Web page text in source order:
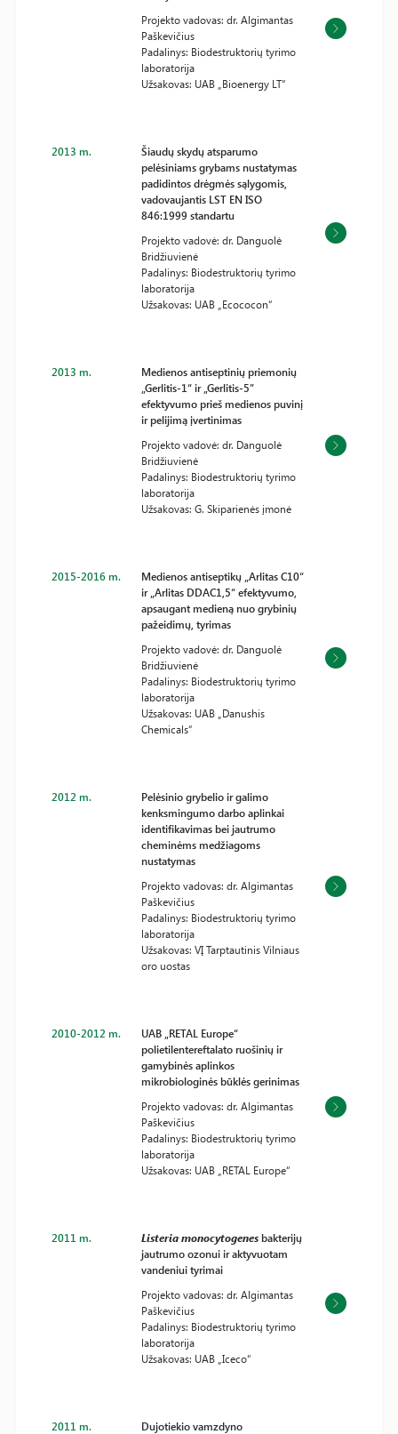
Projekto vadovas: dr. Algimantas
Paškevičius
Padalinys: Biodestruktorių tyrimo
laboratorija
Užsakovas: UAB „Bioenergy LT“
2013 m.
Šiaudų skydų atsparumo
pelėsiniams grybams nustatymas
padidintos drėgmės sąlygomis,
vadovaujantis LST EN ISO
846:1999 standartu
Projekto vadovė: dr. Danguolė
Bridžiuvienė
Padalinys: Biodestruktorių tyrimo
laboratorija
Užsakovas: UAB „Ecococon“
2013 m.
Medienos antiseptinių priemonių
„Gerlitis-1“ ir „Gerlitis-5”
efektyvumo prieš medienos puvinį
ir pelijimą įvertinimas
Projekto vadovė: dr. Danguolė
Bridžiuvienė
Padalinys: Biodestruktorių tyrimo
laboratorija
Užsakovas: G. Skiparienės įmonė
2015-2016 m.
Medienos antiseptikų „Arlitas C10“
ir „Arlitas DDAC1,5“ efektyvumo,
apsaugant medieną nuo grybinių
pažeidimų, tyrimas
Projekto vadovė: dr. Danguolė
Bridžiuvienė
Padalinys: Biodestruktorių tyrimo
laboratorija
Užsakovas: UAB „Danushis
Chemicals“
2012 m.
Pelėsinio grybelio ir galimo
kenksmingumo darbo aplinkai
identifikavimas bei jautrumo
cheminėms medžiagoms
nustatymas
Projekto vadovas: dr. Algimantas
Paškevičius
Padalinys: Biodestruktorių tyrimo
laboratorija
Užsakovas: VĮ Tarptautinis Vilniaus
oro uostas
2010-2012 m.
UAB „RETAL Europe“
polietilentereftalato ruošinių ir
gamybinės aplinkos
mikrobiologinės būklės gerinimas
Projekto vadovas: dr. Algimantas
Paškevičius
Padalinys: Biodestruktorių tyrimo
laboratorija
Užsakovas: UAB „RETAL Europe“
2011 m. Listeria monocytogenesbakterijų
jautrumo ozonui ir aktyvuotam
vandeniui tyrimai
Projekto vadovas: dr. Algimantas
Paškevičius
Padalinys: Biodestruktorių tyrimo
laboratorija
Užsakovas: UAB „Iceco“
2011 m.
Dujotiekio vamzdyno